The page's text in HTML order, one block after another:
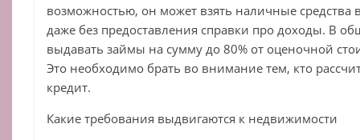
возможностью, он может взять наличные средства
даже без предоставления справки про доходы. В
выдавать займы на сумму до 80% от оценочной
Это необходимо брать во внимание тем, кто
кредит.
Какие требования выдвигаются к недвижимости